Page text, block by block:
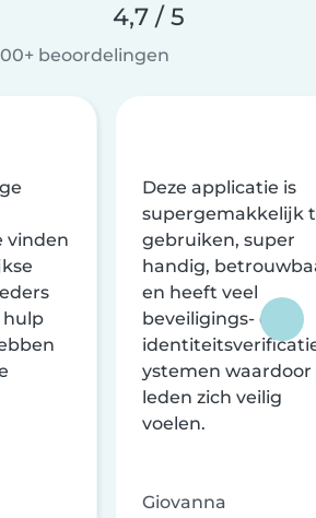
4,7 / 5
beoordelingen
vinden
hulp
Deze applicatie is
supergemakkelijk
gebruiken, super
handig,
en heeft veel
beveiligings- en
ystemen waardoor
leden zich veilig
voelen.
Giovanna